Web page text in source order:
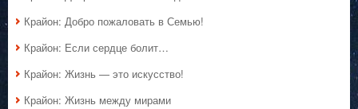
Крайон: Добро пожаловать в Семью!
Крайон: Если сердце болит…
Крайон: Жизнь — это искусство!
Крайон: Жизнь между мирами